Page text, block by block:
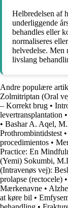
Helbredelsen af
underliggende
behandles eller
normaliseres
helvedelse.
livslang
Andre populære
Zolmitriptan (Oral
– Korrekt brug •
levertransplantation •
• Bashar A. Aqel,
Prothrombintidstest •
procedimientos •
Practice: En
(Yemi) Sokumbi,
(Intravenøs vej):
prolapse (rectocele) •
Mærkenavne •
at køre bil •